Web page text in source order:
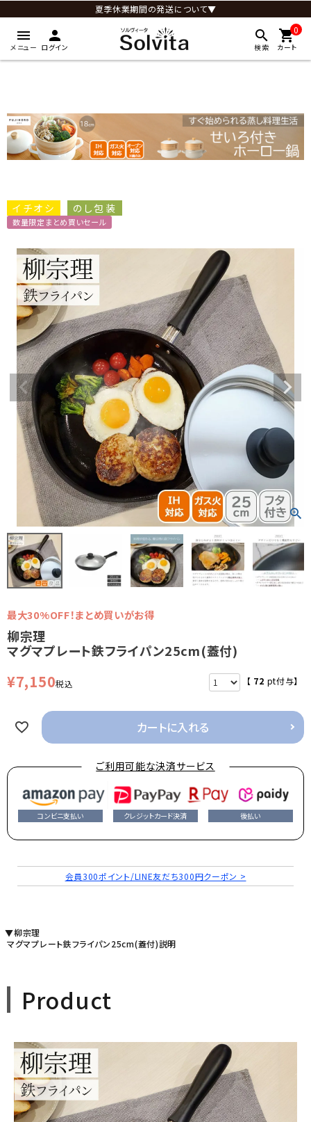
夏季休業期間の発送について▼
menu
メニュー
person
ログイン
search
検索
0
shopping_cart
カート
イチオシ のし包装
数量限定まとめ買いセール
最大30%OFF！まとめ買いがお得
柳宗理
マグマプレート鉄フライパン25cm(蓋付)
¥7,150税込 【 72 pt付与】
カートに入れる
ご利用可能な決済サービス
コンビニ支払い クレジットカード決済 後払い
会員300ポイント/LINE友だち300円クーポン >
▼柳宗理
マグマプレート鉄フライパン25cm(蓋付)説明
Product